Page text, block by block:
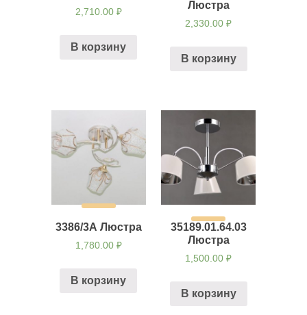
2,710.00 ₽
В корзину
Люстра
2,330.00₽
В корзину
3386/3А Люстра
1,780.00 ₽
В корзину
35189.01.64.03
Люстра
1,500.00₽
В корзину